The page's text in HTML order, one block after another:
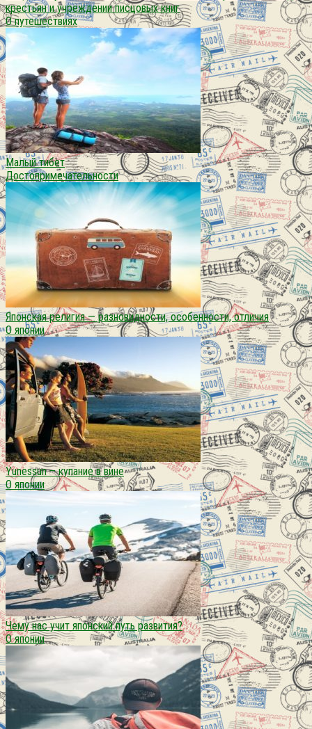
крестьян и учреждении писцовых книг
О путешествиях
Малый тибет
Достопримечательности
Японская религия — разновидности, особенности, отличия
О японии
Yunessun – купание в вине
О японии
Чему нас учит японский путь развития?
О японии